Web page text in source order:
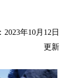
2023年10月12日
更新